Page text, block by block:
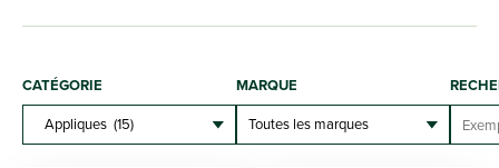
CATÉGORIE MARQUE